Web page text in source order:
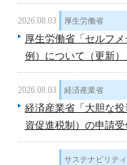
2026.08.03 厚生労働省
厚生労働省「セルフ
例）について（更新）
2026.08.03 経済産業省
経済産業省「大胆な
資促進税制）の申請
サステナビリテ